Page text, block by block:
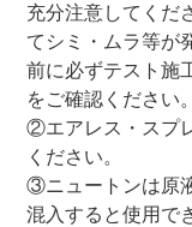
充分注意してくだ
てシミ・ムラ等が
前に必ずテスト施
をご確認ください。
②エアレス・スプ
ください。
③ニュートンは原
混入すると使用で